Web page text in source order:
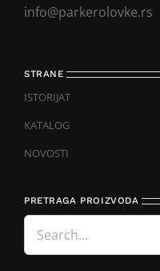
info@parkerolovke.rs
STRANE
ISTORIJAT
KATALOG
NOVOSTI
PRETRAGA PROIZVODA